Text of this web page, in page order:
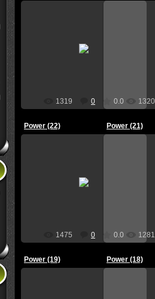
1319 0 0.0 1320
Power (22)
1475 0 0.0
Power (21)
1281
Power (19) Power (18)